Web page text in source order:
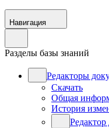
Навигация
Разделы базы знаний
Редакторы
Скачать
Общая
История